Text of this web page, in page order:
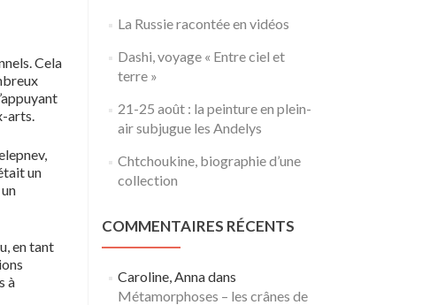
Cela
arts.
un
en tant
à
La Russie racontée en vidéos
Dashi, voyage « Entre ciel et
terre »
21-25 août : la peinture en plein-
air subjugue les Andelys
Chtchoukine, biographie d’une
collection
COMMENTAIRES RÉCENTS
Caroline, Annadans
Métamorphoses – les crânes de